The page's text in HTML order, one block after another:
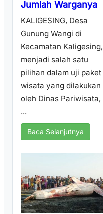
Jumlah Warganya
KALIGESING, Desa
Gunung Wangi di
Kecamatan Kaligesing,
menjadi salah satu
pilihan dalam uji paket
wisata yang dilakukan
oleh Dinas Pariwisata,
...
Baca Selanjutnya